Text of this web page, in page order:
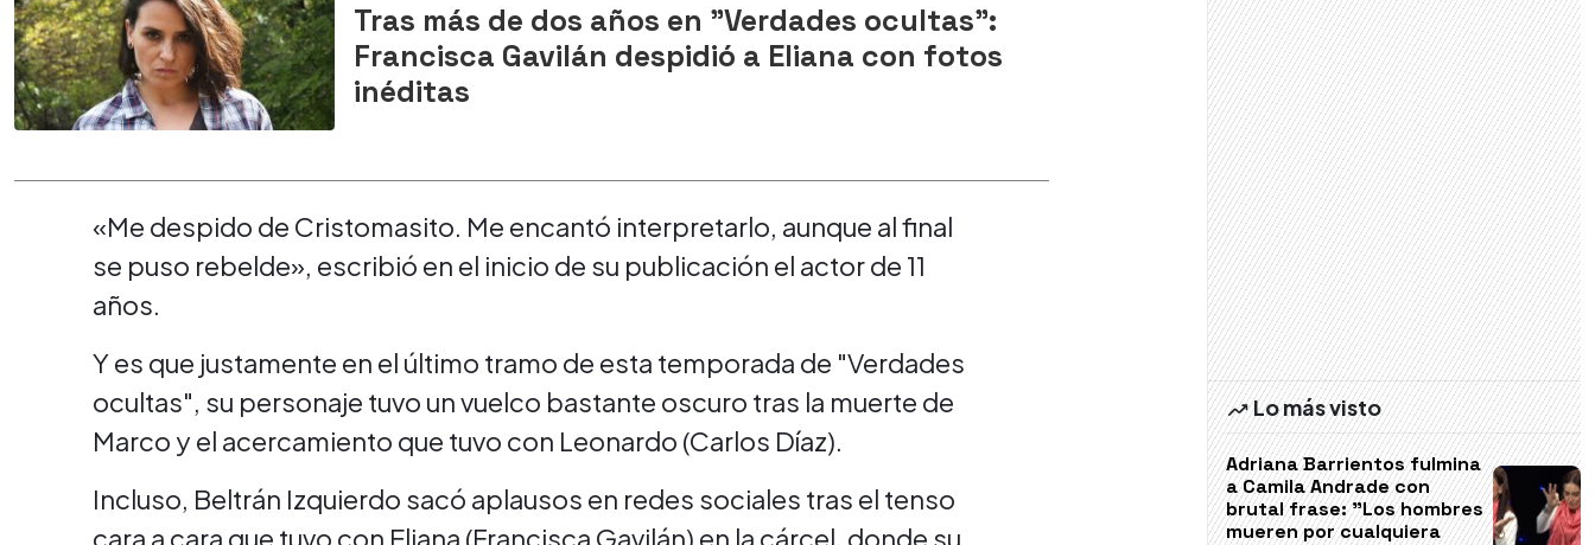
Tras más de dos años en "Verdades ocultas":
Francisca Gavilán despidió a Eliana con fotos
inéditas
«Me despido de Cristomasito. Me encantó interpretarlo, aunque al final
se puso rebelde», escribió en el inicio de su publicación el actor de 11
años.
Y es que justamente en el último tramo de esta temporada de "Verdades
ocultas", su personaje tuvo un vuelco bastante oscuro tras la muerte de
Marco y el acercamiento que tuvo con Leonardo (Carlos Díaz).
Incluso, Beltrán Izquierdo sacó aplausos en redes sociales tras el tenso
cara a cara que tuvo con Eliana (Francisca Gavilán) en la cárcel, donde su
Lo más visto
Adriana Barrientos fulmina
a Camila Andrade con
brutal frase: "Los hombres
mueren por cualquiera